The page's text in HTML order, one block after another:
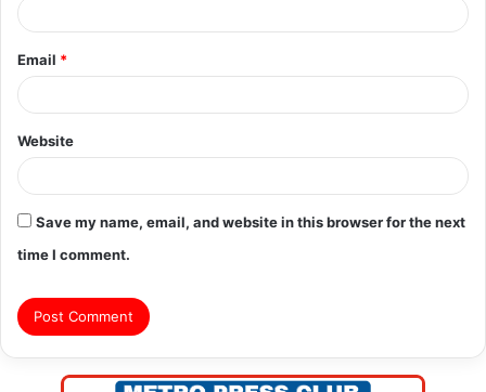
Email *
Website
Save my name, email, and website in this browser for the next
time I comment.